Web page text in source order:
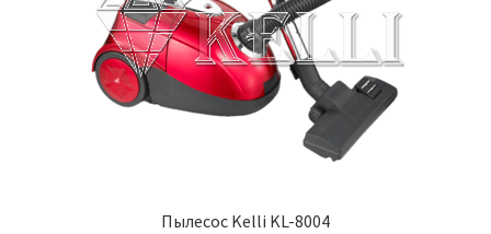
Пылесос Kelli KL-8004